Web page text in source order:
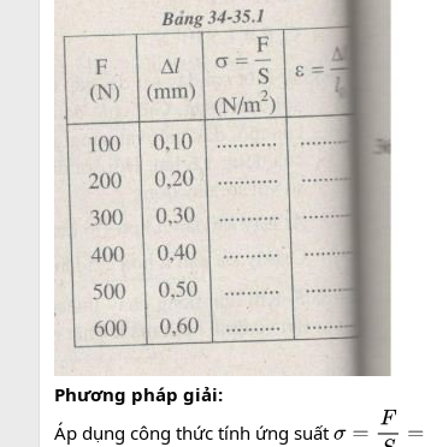
Phương pháp giải:
Áp dụng công thức tính ứng suất σ=FS =E| Δℓ